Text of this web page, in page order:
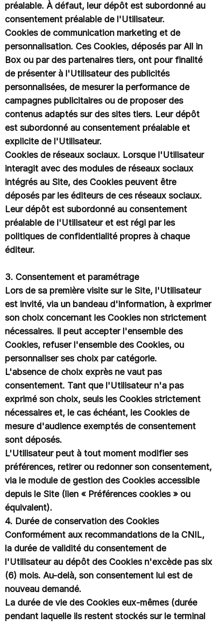
préalable. À défaut, leur dépôt est subordonné au
consentement préalable de l'Utilisateur.
Cookies de communication marketing et de
personnalisation. Ces Cookies, déposés par All in
Box ou par des partenaires tiers, ont pour finalité
de présenter à l'Utilisateur des publicités
personnalisées, de mesurer la performance de
campagnes publicitaires ou de proposer des
contenus adaptés sur des sites tiers. Leur dépôt
est subordonné au consentement préalable et
explicite de l'Utilisateur.
Cookies de réseaux sociaux. Lorsque l'Utilisateur
interagit avec des modules de réseaux sociaux
intégrés au Site, des Cookies peuvent être
déposés par les éditeurs de ces réseaux sociaux.
Leur dépôt est subordonné au consentement
préalable de l'Utilisateur et est régi par les
politiques de confidentialité propres à chaque
éditeur.
3. Consentement et paramétrage
Lors de sa première visite sur le Site, l'Utilisateur
est invité, via un bandeau d'information, à exprimer
son choix concernant les Cookies non strictement
nécessaires. Il peut accepter l'ensemble des
Cookies, refuser l'ensemble des Cookies, ou
personnaliser ses choix par catégorie.
L'absence de choix exprès ne vaut pas
consentement. Tant que l'Utilisateur n'a pas
exprimé son choix, seuls les Cookies strictement
nécessaires et, le cas échéant, les Cookies de
mesure d'audience exemptés de consentement
sont déposés.
L'Utilisateur peut à tout moment modifier ses
préférences, retirer ou redonner son consentement,
via le module de gestion des Cookies accessible
depuis le Site (lien « Préférences cookies » ou
équivalent).
4. Durée de conservation des Cookies
Conformément aux recommandations de la CNIL,
la durée de validité du consentement de
l'Utilisateur au dépôt des Cookies n'excède pas six
(6) mois. Au-delà, son consentement lui est de
nouveau demandé.
La durée de vie des Cookies eux-mêmes (durée
pendant laquelle ils restent stockés sur le terminal